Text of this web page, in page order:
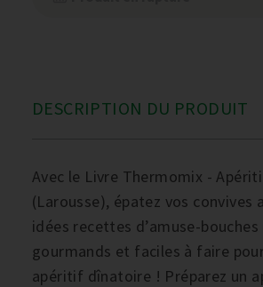
DESCRIPTION DU PRODUIT
Avec le Livre Thermomix -
(Larousse), épatez vos convives
idées recettes d’amuse-
gourmands et faciles à faire
apéritif dînatoire ! Préparez un